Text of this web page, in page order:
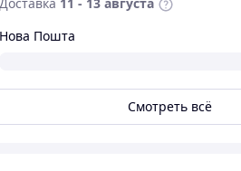
Нова Пошта
Смотреть всё